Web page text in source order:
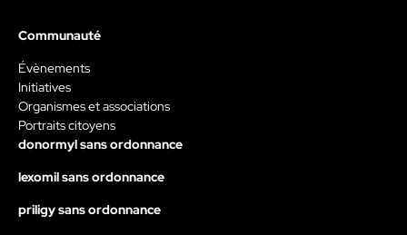
Communauté
Évènements
Initiatives
Organismes et associations
Portraits citoyens
donormyl sans ordonnance
lexomil sans ordonnance
priligy sans ordonnance